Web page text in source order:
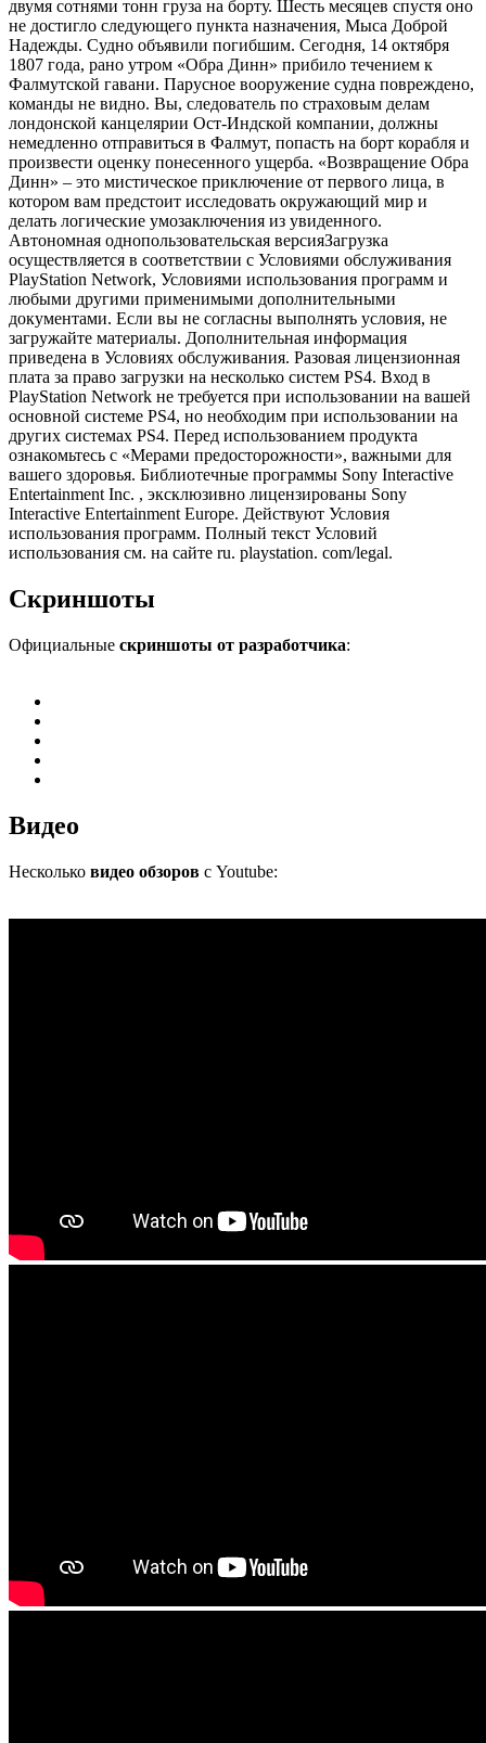
двумя сотнями тонн груза на борту. Шесть месяцев спустя оно
не достигло следующего пункта назначения, Мыса Доброй
Надежды. Судно объявили погибшим. Сегодня, 14 октября
1807 года, рано утром «Обра Динн» прибило течением к
Фалмутской гавани. Парусное вооружение судна повреждено,
команды не видно. Вы, следователь по страховым делам
лондонской канцелярии Ост-Индской компании, должны
немедленно отправиться в Фалмут, попасть на борт корабля и
произвести оценку понесенного ущерба. «Возвращение Обра
Динн» – это мистическое приключение от первого лица, в
котором вам предстоит исследовать окружающий мир и
делать логические умозаключения из увиденного.
Автономная однопользовательская версияЗагрузка
осуществляется в соответствии с Условиями обслуживания
PlayStation Network, Условиями использования программ и
любыми другими применимыми дополнительными
документами. Если вы не согласны выполнять условия, не
загружайте материалы. Дополнительная информация
приведена в Условиях обслуживания. Разовая лицензионная
плата за право загрузки на несколько систем PS4. Вход в
PlayStation Network не требуется при использовании на вашей
основной системе PS4, но необходим при использовании на
других системах PS4. Перед использованием продукта
ознакомьтесь с «Мерами предосторожности», важными для
вашего здоровья. Библиотечные программы Sony Interactive
Entertainment Inc. , эксклюзивно лицензированы Sony
Interactive Entertainment Europe. Действуют Условия
использования программ. Полный текст Условий
использования см. на сайте ru. playstation. com/legal.
Скриншоты
Официальные скриншоты от разработчика:
Видео
Несколько видео обзоров с Youtube: